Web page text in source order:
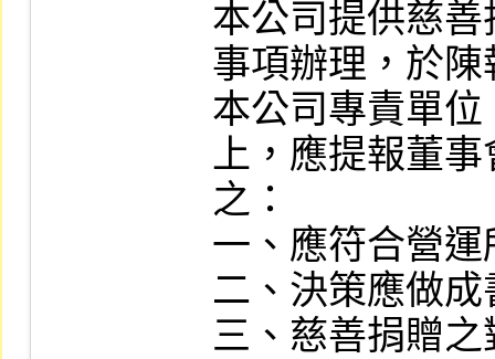
本公司提供慈
事項辦理，於
本公司專責單
上，應提報董
之：
一、應符合營
二、決策應做
三、慈善捐贈